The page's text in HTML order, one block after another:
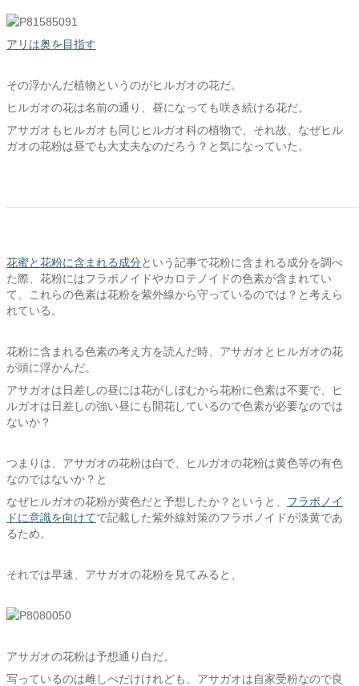
アリは奥を目指す
その浮かんだ植物というのがヒルガオの花だ。
ヒルガオの花は名前の通り、昼になっても咲き続ける花だ。
アサガオもヒルガオも同じヒルガオ科の植物で、それ故、なぜヒル
ガオの花粉は昼でも大丈夫なのだろう？と気になっていた。
花蜜と花粉に含まれる成分という記事で花粉に含まれる成分を調べ
た際、花粉にはフラボノイドやカロテノイドの色素が含まれてい
て、これらの色素は花粉を紫外線から守っているのでは？と考えら
れている。
花粉に含まれる色素の考え方を読んだ時、アサガオとヒルガオの花
が頭に浮かんだ。
アサガオは日差しの昼には花がしぼむから花粉に色素は不要で、ヒ
ルガオは日差しの強い昼にも開花しているので色素が必要なのでは
ないか？
つまりは、アサガオの花粉は白で、ヒルガオの花粉は黄色等の有色
なのではないか？と
なぜヒルガオの花粉が黄色だと予想したか？というと、 フラボノイ
ドに意識を向けてで記載した紫外線対策のフラボノイドが淡黄であ
るため。
それでは早速、アサガオの花粉を見てみると、
アサガオの花粉は予想通り白だ。
写っているのは雌しべだけけれども、アサガオは自家受粉なので良